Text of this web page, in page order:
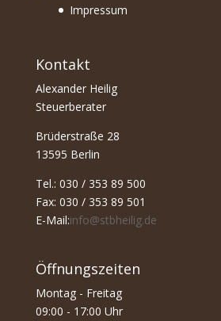
Impressum
Kontakt
Alexander Heilig
Steuerberater
Brüderstraße 28
13595 Berlin
Tel.: 030 / 353 89 500
Fax: 030 / 353 89 501
E-Mail:info@stbheilig.de
Öffnungszeiten
Montag - Freitag
09:00 - 17:00 Uhr